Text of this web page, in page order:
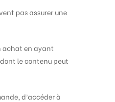
pas assurer une
achat en ayant
le contenu peut
d’accéder à